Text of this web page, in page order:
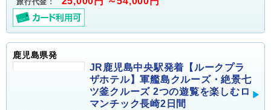
旅行代金：
鹿児島県発
JR鹿児島中央駅発着【ルークプラ
ザホテル】軍艦島クルーズ・絶景七
ツ釜クルーズ 2つの遊覧を楽しむロ
マンチック長崎2日間